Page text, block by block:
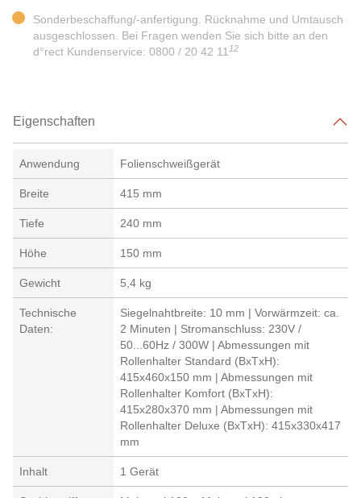
Sonderbeschaffung/-anfertigung. Rücknahme und Umtausch
ausgeschlossen. Bei Fragen wenden Sie sich bitte an den
d°rect Kundenservice: 0800 / 20 42 11 12
Eigenschaften
Anwendung Folienschweißgerät
Breite 415 mm
Tiefe 240 mm
Höhe 150 mm
Gewicht 5,4 kg
Technische
Daten:
Siegelnahtbreite: 10 mm | Vorwärmzeit: ca.
2 Minuten | Stromanschluss: 230V /
50...60Hz / 300W | Abmessungen mit
Rollenhalter Standard (BxTxH):
415x460x150 mm | Abmessungen mit
Rollenhalter Komfort (BxTxH):
415x280x370 mm | Abmessungen mit
Rollenhalter Deluxe (BxTxH): 415x330x417
mm
Inhalt 1 Gerät